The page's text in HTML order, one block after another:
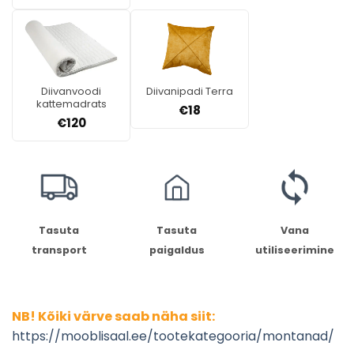
Diivanvoodi
kattemadrats
€120
Diivanipadi Terra
€18
Tasuta
transport
Tasuta
paigaldus
Vana
utiliseerimine
NB! Kõiki värve saab näha siit:
https://mooblisaal.ee/tootekategooria/montanad/